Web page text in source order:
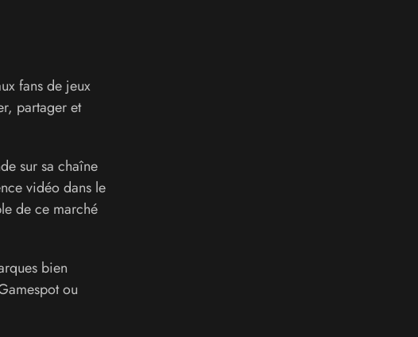
fans de jeux
partager et
sur sa chaîne
vidéo dans le
de ce marché
bien
ou